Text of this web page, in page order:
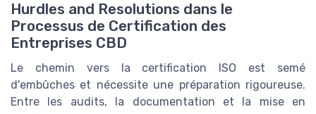
Hurdles and Resolutions dans le
Processus de Certification des
Entreprises CBD
Le chemin vers la certification ISO est semé
d'embûches et nécessite une préparation rigoureuse.
Entre les audits, la documentation et la mise en